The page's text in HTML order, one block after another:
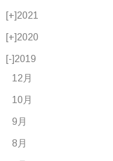
[+]2021
[+]2020
[-]2019
12月
10月
9月
8月